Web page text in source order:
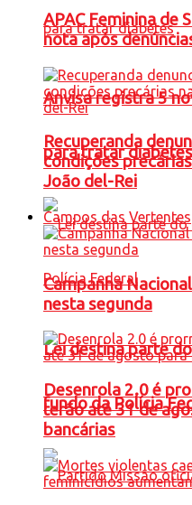
Anvisa registra 5
para tratar diabetes
Lei destina parte
fundo da Polícia
APAC Feminina de
nota após
Recuperanda
condições
João del-Rei
Campos das Vertentes
Campanha
nesta segunda
Desenrola 2.0 é
terão até 31 de
bancárias